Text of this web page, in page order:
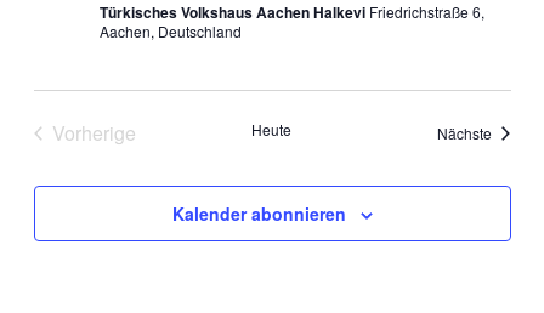
Türkisches Volkshaus Aachen Halkevi Friedrichstraße 6,
Aachen, Deutschland
Vorherige
Heute Nächste
Kalender abonnieren